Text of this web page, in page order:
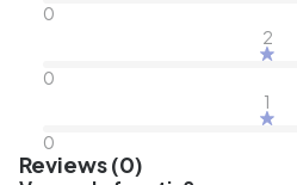
0
2
0
1
0
Reviews (0)